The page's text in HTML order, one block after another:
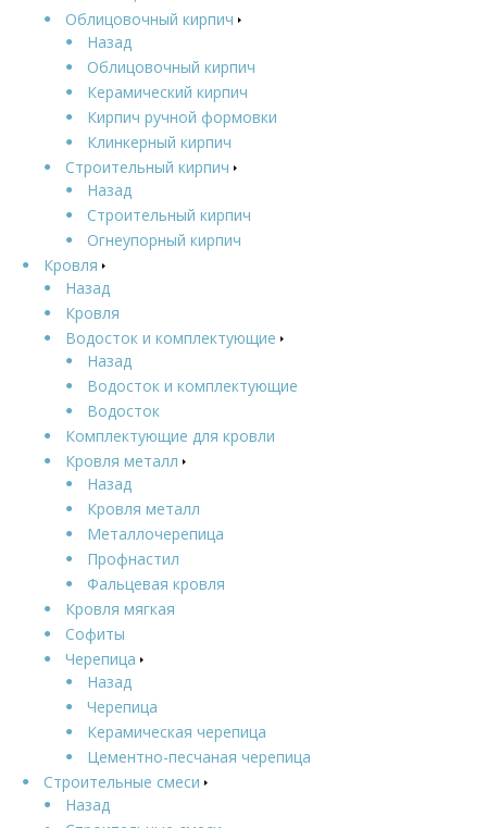
Облицовочный кирпич
Назад
Облицовочный кирпич
Керамический кирпич
Кирпич ручной формовки
Клинкерный кирпич
Строительный кирпич
Назад
Строительный кирпич
Огнеупорный кирпич
Кровля
Назад
Кровля
Водосток и комплектующие
Назад
Водосток и комплектующие
Водосток
Комплектующие для кровли
Кровля металл
Назад
Кровля металл
Металлочерепица
Профнастил
Фальцевая кровля
Кровля мягкая
Софиты
Черепица
Назад
Черепица
Керамическая черепица
Цементно-песчаная черепица
Строительные смеси
Назад